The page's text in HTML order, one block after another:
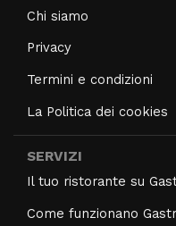
Chi siamo
Privacy
Termini e condizioni
La Politica dei cookies
SERVIZI
Il tuo ristorante su
Come funzionano